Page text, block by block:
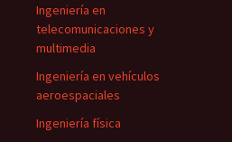
Ingeniería en
telecomunicaciones y
multimedia
Ingeniería en vehículos
aeroespaciales
Ingeniería física